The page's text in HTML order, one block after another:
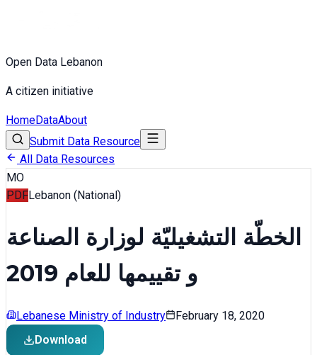
Open Data Lebanon
A citizen initiative
HomeDataAbout
Submit Data Resource
All Data Resources
MO
PDFLebanon (National)
الخطّة التشغيليّة لوزارة الصناعة
و تقييمها للعام 2019
Lebanese Ministry of Industry
February 18, 2020
Download